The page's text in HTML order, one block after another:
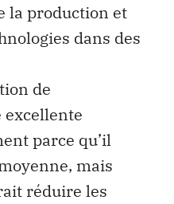
la production et
dans des
de
excellente
parce qu’il
mais
réduire les